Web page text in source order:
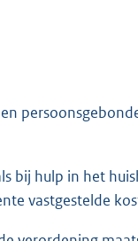
bij hulp in het
vastgestelde